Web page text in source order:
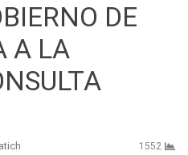
DE
A LA
1552